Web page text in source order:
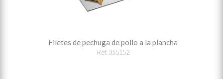
Filetes de pechuga de pollo a la plancha
Ref. 355152